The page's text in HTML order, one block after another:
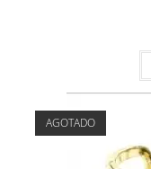
AGOTADO